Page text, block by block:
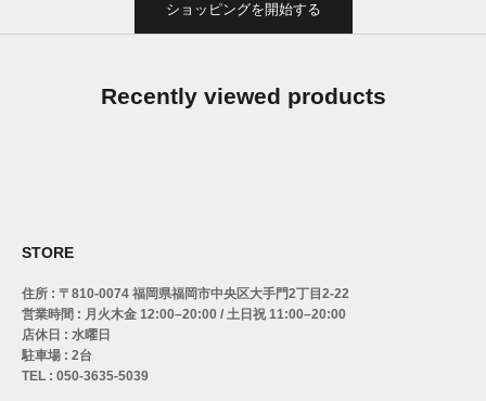
Newenergy特別賞受賞。
受賞をきっかけに、自身のブランド設立。
ショッピングを開始する
Recently viewed products
STORE
住所 : 〒810-0074 福岡県福岡市中央区大手門2丁目2-22
営業時間 : 月火木金 12:00–20:00 / 土日祝 11:00–20:00
店休日 : 水曜日
駐車場 : 2台
TEL : 050-3635-5039